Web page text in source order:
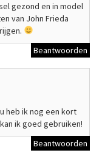
gezond en in model
van John Frieda
Beantwoorden
heb ik nog een kort
ik goed gebruiken!
Beantwoorden